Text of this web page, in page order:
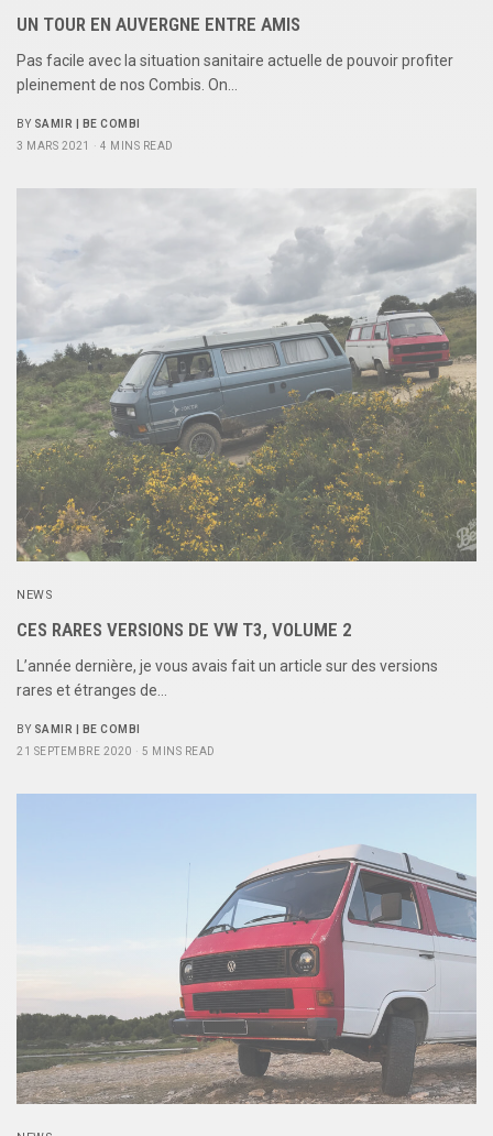
UN TOUR EN AUVERGNE ENTRE AMIS
Pas facile avec la situation sanitaire actuelle de pouvoir profiter
pleinement de nos Combis. On…
BY SAMIR | BE COMBI
3 MARS 2021
4 MINS READ
NEWS
CES RARES VERSIONS DE VW T3, VOLUME 2
L’année dernière, je vous avais fait un article sur des versions
rares et étranges de…
BY SAMIR | BE COMBI
21 SEPTEMBRE 2020
5 MINS READ